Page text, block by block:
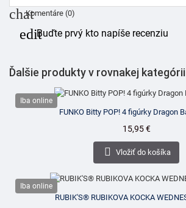
chatKomentáre (0)
editBuďte prvý kto napíše recenziu
Ďalšie produkty v rovnakej
Iba online
FUNKO Bitty POP! 4 figúrky Dragon
Cena
15,95 €
 Vložiť do košíka
Iba online
RUBIK'S® RUBIKOVA KOCKA